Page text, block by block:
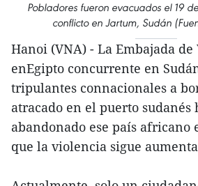
Pobladores fueron evacuados el 19
conflicto en Jartum, Sudán
Hanoi (VNA) - La Embajada
enEgipto concurrente en
tripulantes connacionales a
atracado en el puerto sudanés
abandonado ese país africano
que la violencia sigue